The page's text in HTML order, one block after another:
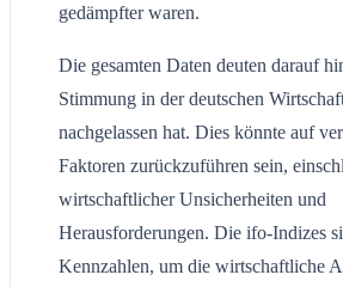
gedämpfter waren.
Die gesamten Daten deuten darauf
Stimmung in der deutschen
nachgelassen hat. Dies könnte auf
Faktoren zurückzuführen sein,
wirtschaftlicher Unsicherheiten und
Herausforderungen. Die ifo-Indizes
Kennzahlen, um die wirtschaftliche